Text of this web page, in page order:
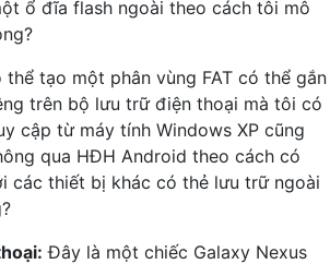
ổ đĩa flash ngoài theo cách tôi mô
thể tạo một phân vùng FAT có thể gắn
trên bộ lưu trữ điện thoại mà tôi có
cập từ máy tính Windows XP cũng
qua HĐH Android theo cách có
các thiết bị khác có thẻ lưu trữ ngoài
Đây là một chiếc Galaxy Nexus